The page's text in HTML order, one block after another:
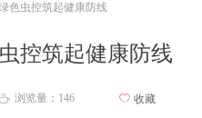
控筑起健康防线
色虫控筑起健康防线
ꄘ 浏览量： 146 ꄀ 收藏